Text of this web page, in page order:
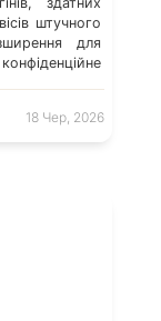
штучного
для
18 Чер, 2026